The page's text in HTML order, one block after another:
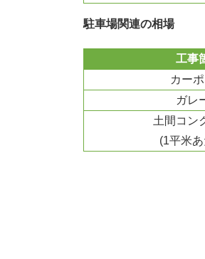
駐車場関連の相場
工事
カー
ガレ
土間コン
(1平米あ